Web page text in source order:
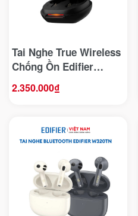
Tai Nghe True Wireless
Chống Ồn Edifier
Neobuds Pro
2.350.000₫